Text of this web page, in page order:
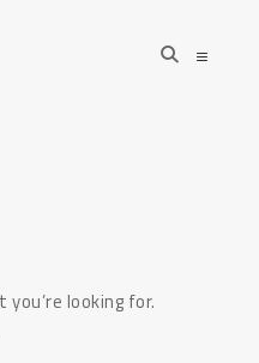
open
search
open
looking for.